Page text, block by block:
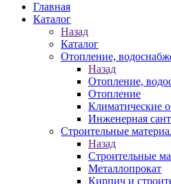
Главная
Каталог
Назад
Каталог
Отопление,
Назад
Отопление,
Отопление
Климатические
Инженерная
Строительные
Назад
Строительные
Металлопрокат
Кирпич и